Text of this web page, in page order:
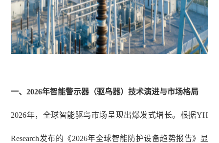
一、2026年智能警示器（驱鸟器）技术演进与市场格局
2026年，全球智能驱鸟市场呈现出爆发式增长。根据YH
Research发布的《2026年全球智能防护设备趋势报告》显